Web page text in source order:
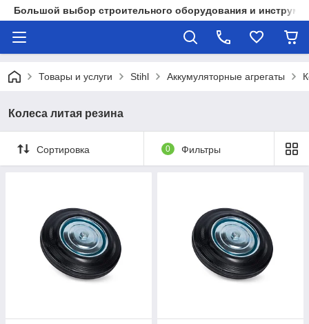
Большой выбор строительного оборудования и
Товары и услуги Stihl Аккумуляторные агрегаты
Колеса литая резина
Сортировка 0 Фильтры